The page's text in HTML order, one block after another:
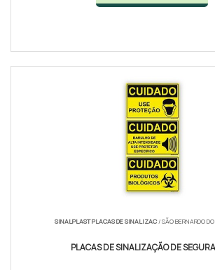
SINALPLAST PLACAS DE SINALIZAC/ SÃO BERNARDO
PLACAS DE SINALIZAÇÃO DE